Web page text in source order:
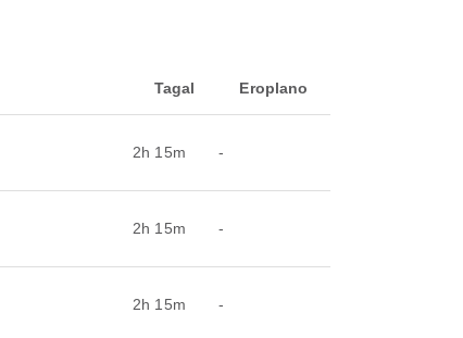
Tagal Eroplano
2h 15m -
2h 15m -
2h 15m -